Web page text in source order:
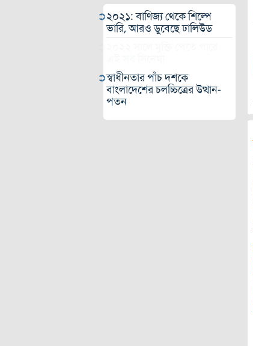
২০২১: বাণিজ্য থেকে শিল্পে
ভারি, আরও ডুবেছে ঢালিউড
স্বাধীনতার পাঁচ দশকে
বাংলাদেশের চলচ্চিত্রের উত্থান-
পতন